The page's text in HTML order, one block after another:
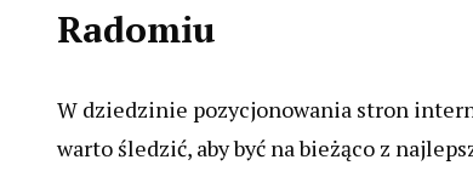
Radomiu
W dziedzinie pozycjonowania stron
warto śledzić, aby być na bieżąco z